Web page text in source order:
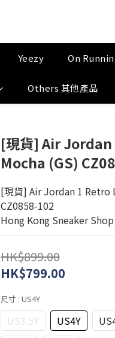
Yeezy On
Others 其他產品
[現貨] Air
Mocha (GS)
[現貨] Air Jordan 1 Retro
CZ0858-102
Hong Kong Sneaker Shop
HK$899.00
HK$799.00
尺寸 : US4Y
US3.5Y US4Y